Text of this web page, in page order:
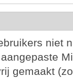
niet
gemaakt